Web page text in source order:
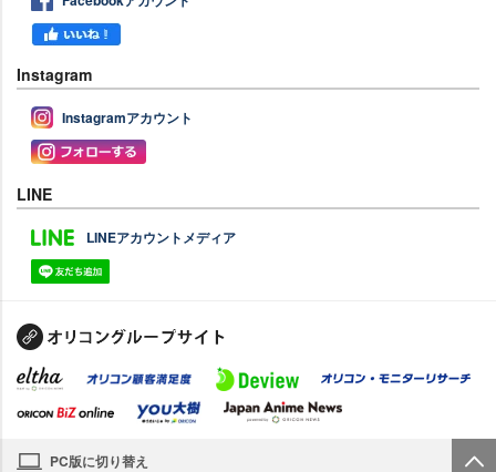
Instagram
Instagramアカウント
LINE
LINEアカウントメディア
PC版に切り替え